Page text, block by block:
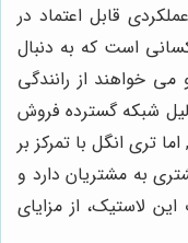
عملکردی قابل اعتماد در
است که به دنبال
خواهند از رانندگی
شبکه گسترده فروش
تری انگل با تمرکز بر
به مشتریان دارد و
لاستیک، از مزایای